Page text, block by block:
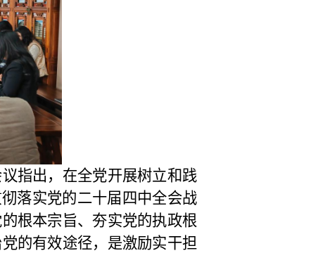
指出，在全党开展树立和践
落实党的二十届四中全会战
根本宗旨、夯实党的执政根
的有效途径，是激励实干担